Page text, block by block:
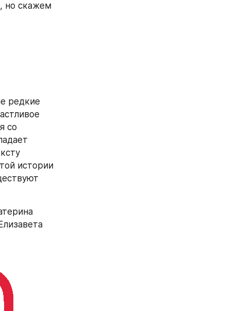
но скажем
редкие
со
истории